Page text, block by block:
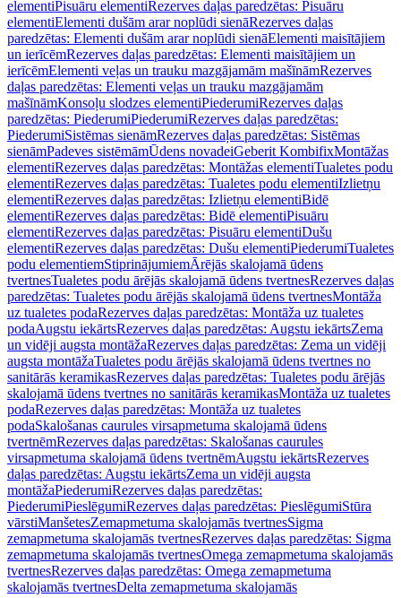
elementiPisuāru elementiRezerves daļas paredzētas: Pisuāru
elementiElementi dušām arar noplūdi sienāRezerves daļas
paredzētas: Elementi dušām arar noplūdi sienāElementi maisītājiem
un ierīcēmRezerves daļas paredzētas: Elementi maisītājiem un
ierīcēmElementi veļas un trauku mazgājamām mašīnāmRezerves
daļas paredzētas: Elementi veļas un trauku mazgājamām
mašīnāmKonsoļu slodzes elementiPiederumiRezerves daļas
paredzētas: PiederumiPiederumiRezerves daļas paredzētas:
PiederumiSistēmas sienāmRezerves daļas paredzētas: Sistēmas
sienāmPadeves sistēmāmŪdens novadeiGeberit KombifixMontāžas
elementiRezerves daļas paredzētas: Montāžas elementiTualetes podu
elementiRezerves daļas paredzētas: Tualetes podu elementiIzlietņu
elementiRezerves daļas paredzētas: Izlietņu elementiBidē
elementiRezerves daļas paredzētas: Bidē elementiPisuāru
elementiRezerves daļas paredzētas: Pisuāru elementiDušu
elementiRezerves daļas paredzētas: Dušu elementiPiederumiTualetes
podu elementiemStiprinājumiemĀrējās skalojamā ūdens
tvertnesTualetes podu ārējās skalojamā ūdens tvertnesRezerves daļas
paredzētas: Tualetes podu ārējās skalojamā ūdens tvertnesMontāža
uz tualetes podaRezerves daļas paredzētas: Montāža uz tualetes
podaAugstu iekārtsRezerves daļas paredzētas: Augstu iekārtsZema
un vidēji augsta montāžaRezerves daļas paredzētas: Zema un vidēji
augsta montāžaTualetes podu ārējās skalojamā ūdens tvertnes no
sanitārās keramikasRezerves daļas paredzētas: Tualetes podu ārējās
skalojamā ūdens tvertnes no sanitārās keramikasMontāža uz tualetes
podaRezerves daļas paredzētas: Montāža uz tualetes
podaSkalošanas caurules virsapmetuma skalojamā ūdens
tvertnēmRezerves daļas paredzētas: Skalošanas caurules
virsapmetuma skalojamā ūdens tvertnēmAugstu iekārtsRezerves
daļas paredzētas: Augstu iekārtsZema un vidēji augsta
montāžaPiederumiRezerves daļas paredzētas:
PiederumiPieslēgumiRezerves daļas paredzētas: PieslēgumiStūra
vārstiManšetesZemapmetuma skalojamās tvertnesSigma
zemapmetuma skalojamās tvertnesRezerves daļas paredzētas: Sigma
zemapmetuma skalojamās tvertnesOmega zemapmetuma skalojamās
tvertnesRezerves daļas paredzētas: Omega zemapmetuma
skalojamās tvertnesDelta zemapmetuma skalojamās